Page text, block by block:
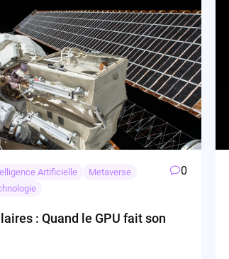
Artificielle
Metaverse
0
: Quand le GPU fait son